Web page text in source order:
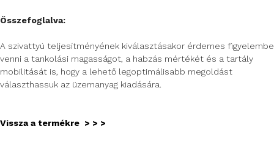
Összefoglalva:
A szivattyú teljesítményének kiválasztásakor érdemes figyelembe
venni a tankolási magasságot, a habzás mértékét és a tartály
mobilitását is, hogy a lehető legoptimálisabb megoldást
választhassuk az üzemanyag kiadására.
Vissza a termékre > > >